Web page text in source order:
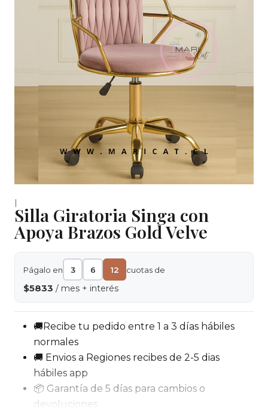
|
Silla Giratoria Singa con
Apoya Brazos Gold Velve
Págalo en 3 6 12 cuotas de
$5833 / mes + interés
🚚Recibe tu pedido entre 1 a 3 días hábiles
normales
🚚 Envios a Regiones recibes de 2-5 dias
hábiles app
📦 Garantía de 5 días para cambios o
devoluciones